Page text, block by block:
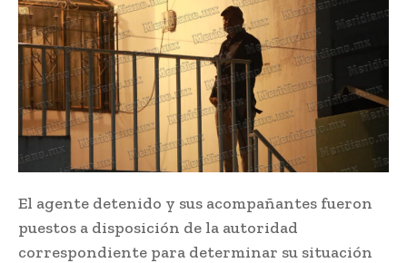
El agente detenido y sus acompañantes fueron
puestos a disposición de la autoridad
correspondiente para determinar su situación